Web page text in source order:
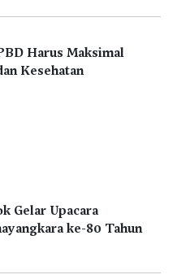
Harus Maksimal
Kesehatan
Gelar Upacara
ke-80 Tahun